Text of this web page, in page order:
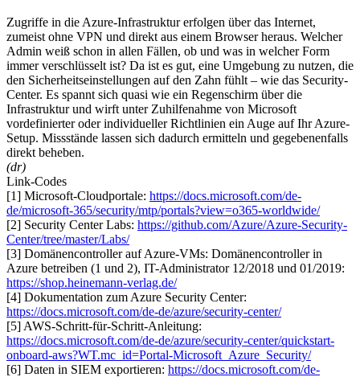
Zugriffe in die Azure-Infrastruktur erfolgen über das Internet,
zumeist ohne VPN und direkt aus einem Browser heraus. Welcher
Admin weiß schon in allen Fällen, ob und was in welcher Form
immer verschlüsselt ist? Da ist es gut, eine Umgebung zu nutzen, die
den Sicherheitseinstellungen auf den Zahn fühlt – wie das Security-
Center. Es spannt sich quasi wie ein Regenschirm über die
Infrastruktur und wirft unter Zuhilfenahme von Microsoft
vordefinierter oder individueller Richtlinien ein Auge auf Ihr Azure-
Setup. Missstände lassen sich dadurch ermitteln und gegebenenfalls
direkt beheben.
(dr)
Link-Codes
[1] Microsoft-Cloudportale: https://docs.microsoft.com/de-
de/microsoft-365/security/mtp/portals?view=o365-worldwide/
[2] Security Center Labs: https://github.com/Azure/Azure-Security-
Center/tree/master/Labs/
[3] Domänencontroller auf Azure-VMs: Domänencontroller in
Azure betreiben (1 und 2), IT-Administrator 12/2018 und 01/2019:
https://shop.heinemann-verlag.de/
[4] Dokumentation zum Azure Security Center:
https://docs.microsoft.com/de-de/azure/security-center/
[5] AWS-Schritt-für-Schritt-Anleitung:
https://docs.microsoft.com/de-de/azure/security-center/quickstart-
onboard-aws?WT.mc_id=Portal-Microsoft_Azure_Security/
[6] Daten in SIEM exportieren: https://docs.microsoft.com/de-